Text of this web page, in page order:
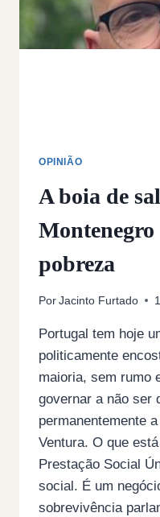
OPINIÃO
A boia de
Montenegro
pobreza
Por Jacinto Furtado
Portugal tem hoje
politicamente
maioria, sem rumo
governar a não ser
permanentemente
Ventura. O que
Prestação Social
social. É um
sobrevivência